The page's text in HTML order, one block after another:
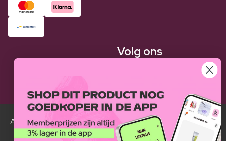
Volg ons
Alle Luxplus ledenprijzen zijn weergegeven in vergelijking
met de normale prijzen.